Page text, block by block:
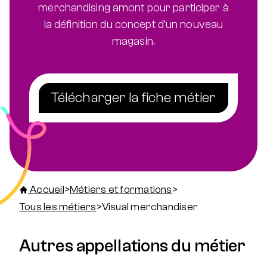
merchandising amont pour participer à
la définition du concept d’un nouveau
magasin.
Télécharger la fiche métier
Accueil>Métiers et formations>
Tous les métiers>Visual merchandiser
Autres appellations du métier